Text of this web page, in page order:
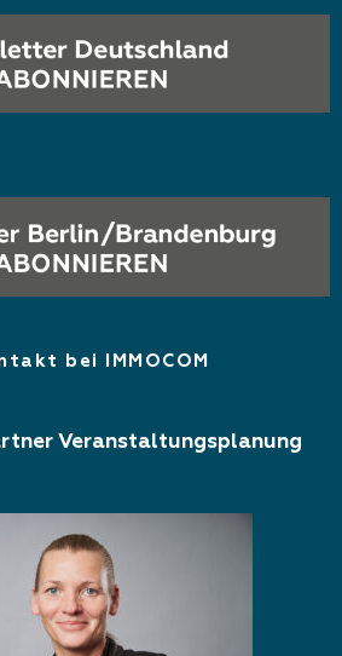
bei IMMOCOM
Veranstaltungsplanung